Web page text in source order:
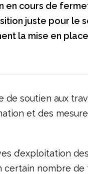
en cours de
juste pour le
la mise en
de soutien aux
et des
d’exploitation
certain nombre de